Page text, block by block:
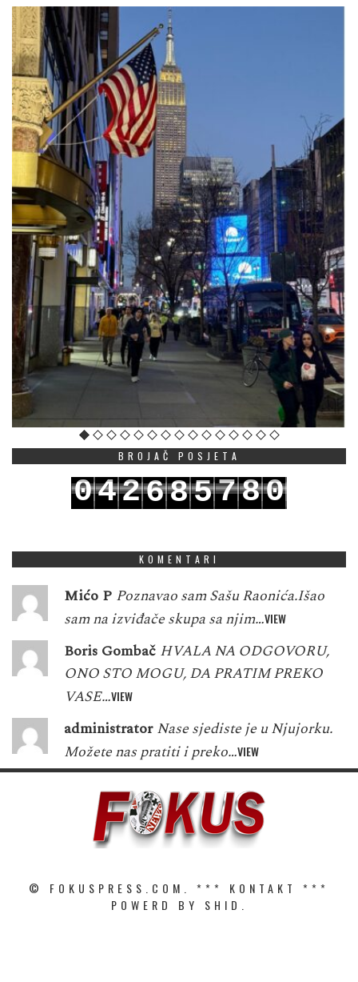
BROJAČ POSJETA
042685780
KOMENTARI
Mićo P Poznavao sam Sašu Raonića.Išao
sam na izviđače skupa sa njim…VIEW
Boris Gombač HVALA NA ODGOVORU,
ONO STO MOGU, DA PRATIM PREKO
VASE…VIEW
administrator Nase sjediste je u Njujorku.
Možete nas pratiti i preko…VIEW
© FOKUSPRESS.COM. *** KONTAKT
***
POWERD BY SHID.